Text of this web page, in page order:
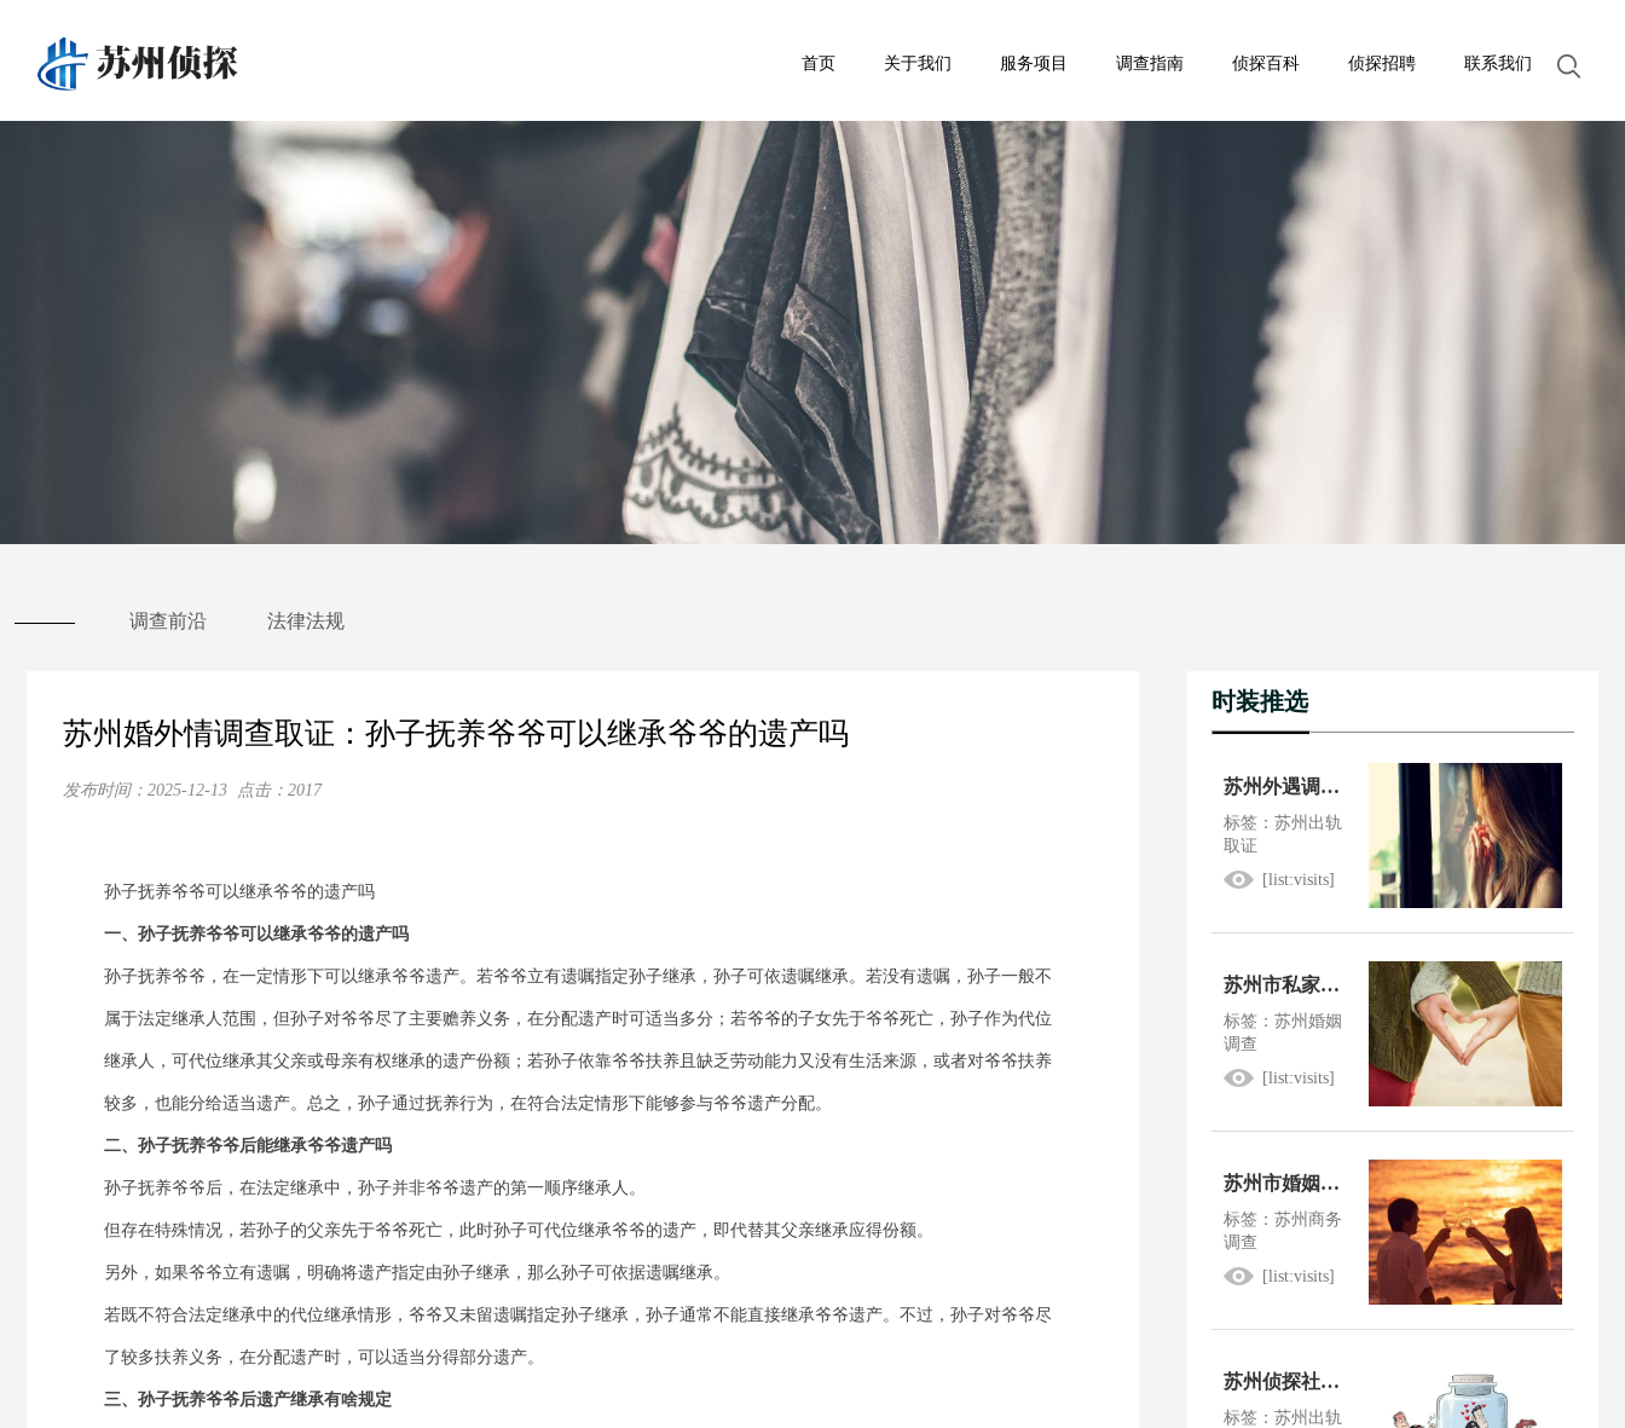
首页 关于我们 服务项目 调查指南 侦探百科 侦探招聘 联系我们
调查前沿 法律法规
苏州婚外情调查取证：孙子抚养爷爷可以继承爷爷的遗产吗
发布时间： 2025-12-13 点击： 2017
孙子抚养爷爷可以继承爷爷的遗产吗
一、孙子抚养爷爷可以继承爷爷的遗产吗
孙子抚养爷爷，在一定情形下可以继承爷爷遗产。若爷爷立有遗嘱指定孙子继承，孙子可依遗嘱继承。若没有遗嘱，孙子一般不
属于法定继承人范围，但孙子对爷爷尽了主要赡养义务，在分配遗产时可适当多分；若爷爷的子女先于爷爷死亡，孙子作为代位
继承人，可代位继承其父亲或母亲有权继承的遗产份额；若孙子依靠爷爷扶养且缺乏劳动能力又没有生活来源，或者对爷爷扶养
较多，也能分给适当遗产。总之，孙子通过抚养行为，在符合法定情形下能够参与爷爷遗产分配。
二、孙子抚养爷爷后能继承爷爷遗产吗
孙子抚养爷爷后，在法定继承中，孙子并非爷爷遗产的第一顺序继承人。
但存在特殊情况，若孙子的父亲先于爷爷死亡，此时孙子可代位继承爷爷的遗产，即代替其父亲继承应得份额。
另外，如果爷爷立有遗嘱，明确将遗产指定由孙子继承，那么孙子可依据遗嘱继承。
若既不符合法定继承中的代位继承情形，爷爷又未留遗嘱指定孙子继承，孙子通常不能直接继承爷爷遗产。不过，孙子对爷爷尽
了较多扶养义务，在分配遗产时，可以适当分得部分遗产。
三、孙子抚养爷爷后遗产继承有啥规定
时装推选
苏州外遇调查取证：因第三者引起离婚纠纷怎么办
标签：苏州出轨
取证
[list:visits]
苏州市私家侦探：婚外情取证技巧有什么方法
标签：苏州婚姻
调查
[list:visits]
苏州市婚姻调查：夫妻分居期间一方出轨违法吗
标签：苏州商务
调查
[list:visits]
苏州侦探社：有外遇的他恶意转移财产
标签：苏州出轨